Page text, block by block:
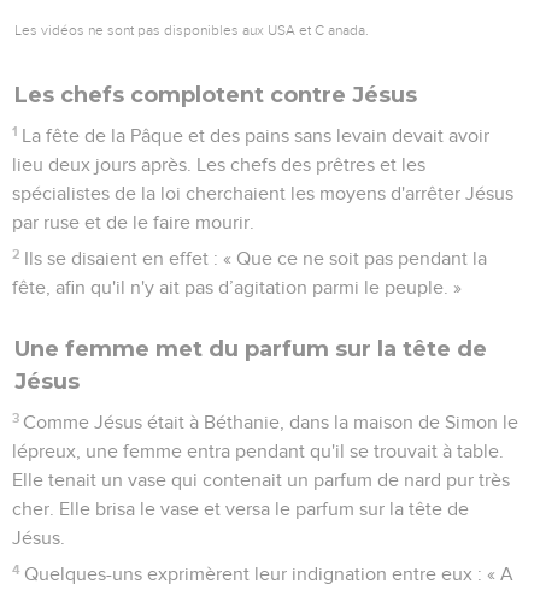
Les vidéos ne sont pas disponibles aux USA et C anada.
Les chefs complotent contre Jésus
1 La fête de la Pâque et des pains sans levain devait avoir
lieu deux jours après. Les chefs des prêtres et les
spécialistes de la loi cherchaient les moyens d'arrêter Jésus
par ruse et de le faire mourir.
2 Ils se disaient en effet : « Que ce ne soit pas pendant la
fête, afin qu'il n'y ait pas d’agitation parmi le peuple. »
Une femme met du parfum sur la tête de
Jésus
3 Comme Jésus était à Béthanie, dans la maison de Simon le
lépreux, une femme entra pendant qu'il se trouvait à table.
Elle tenait un vase qui contenait un parfum de nard pur très
cher. Elle brisa le vase et versa le parfum sur la tête de
Jésus.
4 Quelques-uns exprimèrent leur indignation entre eux : « A